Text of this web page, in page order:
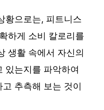
황으로는, 피트니스
하게 소비 칼로리를
생활 속에서 자신의
있는지를 파악하여
추측해 보는 것이